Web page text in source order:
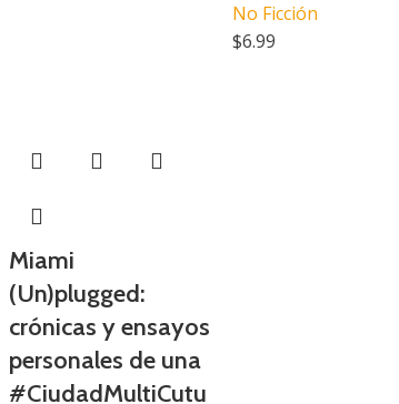
No Ficción
$6.99
Miami
(Un)plugged:
crónicas y ensayos
personales de una
#CiudadMultiCutu